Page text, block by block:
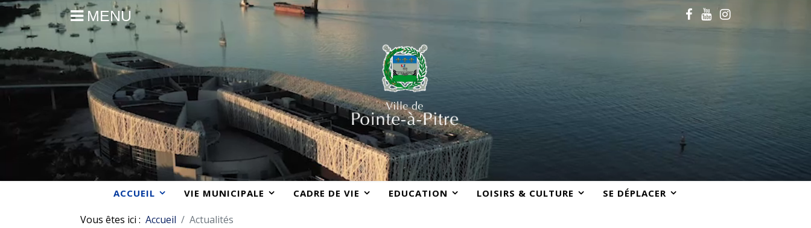
MENU
ACCUEIL VIE MUNICIPALE CADRE DE VIE EDUCATION LOISIRS & CULTURE SE DÉPLACER
Vous êtes ici : Accueil Actualités